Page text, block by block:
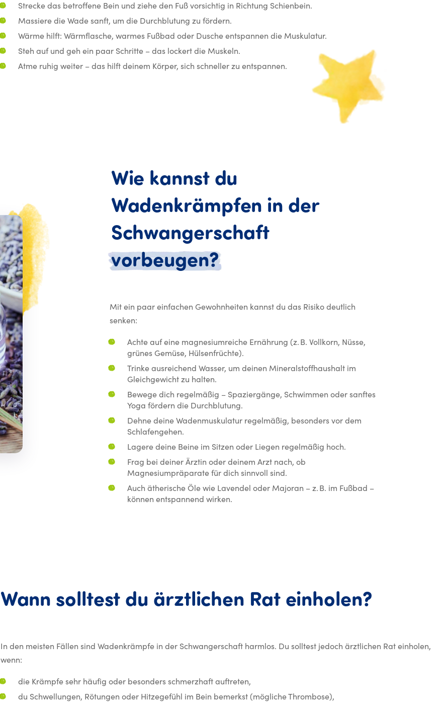
Strecke das betroffene Bein und ziehe den Fuß vorsichtig in Richtung Schienbein.
Massiere die Wade sanft, um die Durchblutung zu fördern.
Wärme hilft: Wärmflasche, warmes Fußbad oder Dusche entspannen die Muskulatur.
Steh auf und geh ein paar Schritte – das lockert die Muskeln.
Atme ruhig weiter – das hilft deinem Körper, sich schneller zu entspannen.
Wie kannst du
Wadenkrämpfen in der
Schwangerschaft
vorbeugen?Wie kannst du
Mit ein paar einfachen Gewohnheiten kannst du das Risiko deutlich
senken:
Achte auf eine magnesiumreiche Ernährung (z. B. Vollkorn, Nüsse,
grünes Gemüse, Hülsenfrüchte).
Trinke ausreichend Wasser, um deinen Mineralstoffhaushalt im
Gleichgewicht zu halten.
Bewege dich regelmäßig – Spaziergänge, Schwimmen oder sanftes
Yoga fördern die Durchblutung.
Dehne deine Wadenmuskulatur regelmäßig, besonders vor dem
Schlafengehen.
Lagere deine Beine im Sitzen oder Liegen regelmäßig hoch.
Frag bei deiner Ärztin oder deinem Arzt nach, ob
Magnesiumpräparate für dich sinnvoll sind.
Auch ätherische Öle wie Lavendel oder Majoran – z. B. im Fußbad –
können entspannend wirken.
Wann solltest du ärztlichen Rat einholen?Wann
In den meisten Fällen sind Wadenkrämpfe in der Schwangerschaft harmlos. Du solltest jedoch ärztlichen Rat einholen,
wenn:
die Krämpfe sehr häufig oder besonders schmerzhaft auftreten,
du Schwellungen, Rötungen oder Hitzegefühl im Bein bemerkst (mögliche Thrombose),